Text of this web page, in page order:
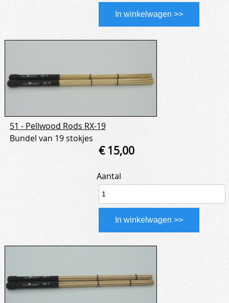
51 - Pellwood Rods RX-19
Bundel van 19 stokjes
€ 15,00
Aantal